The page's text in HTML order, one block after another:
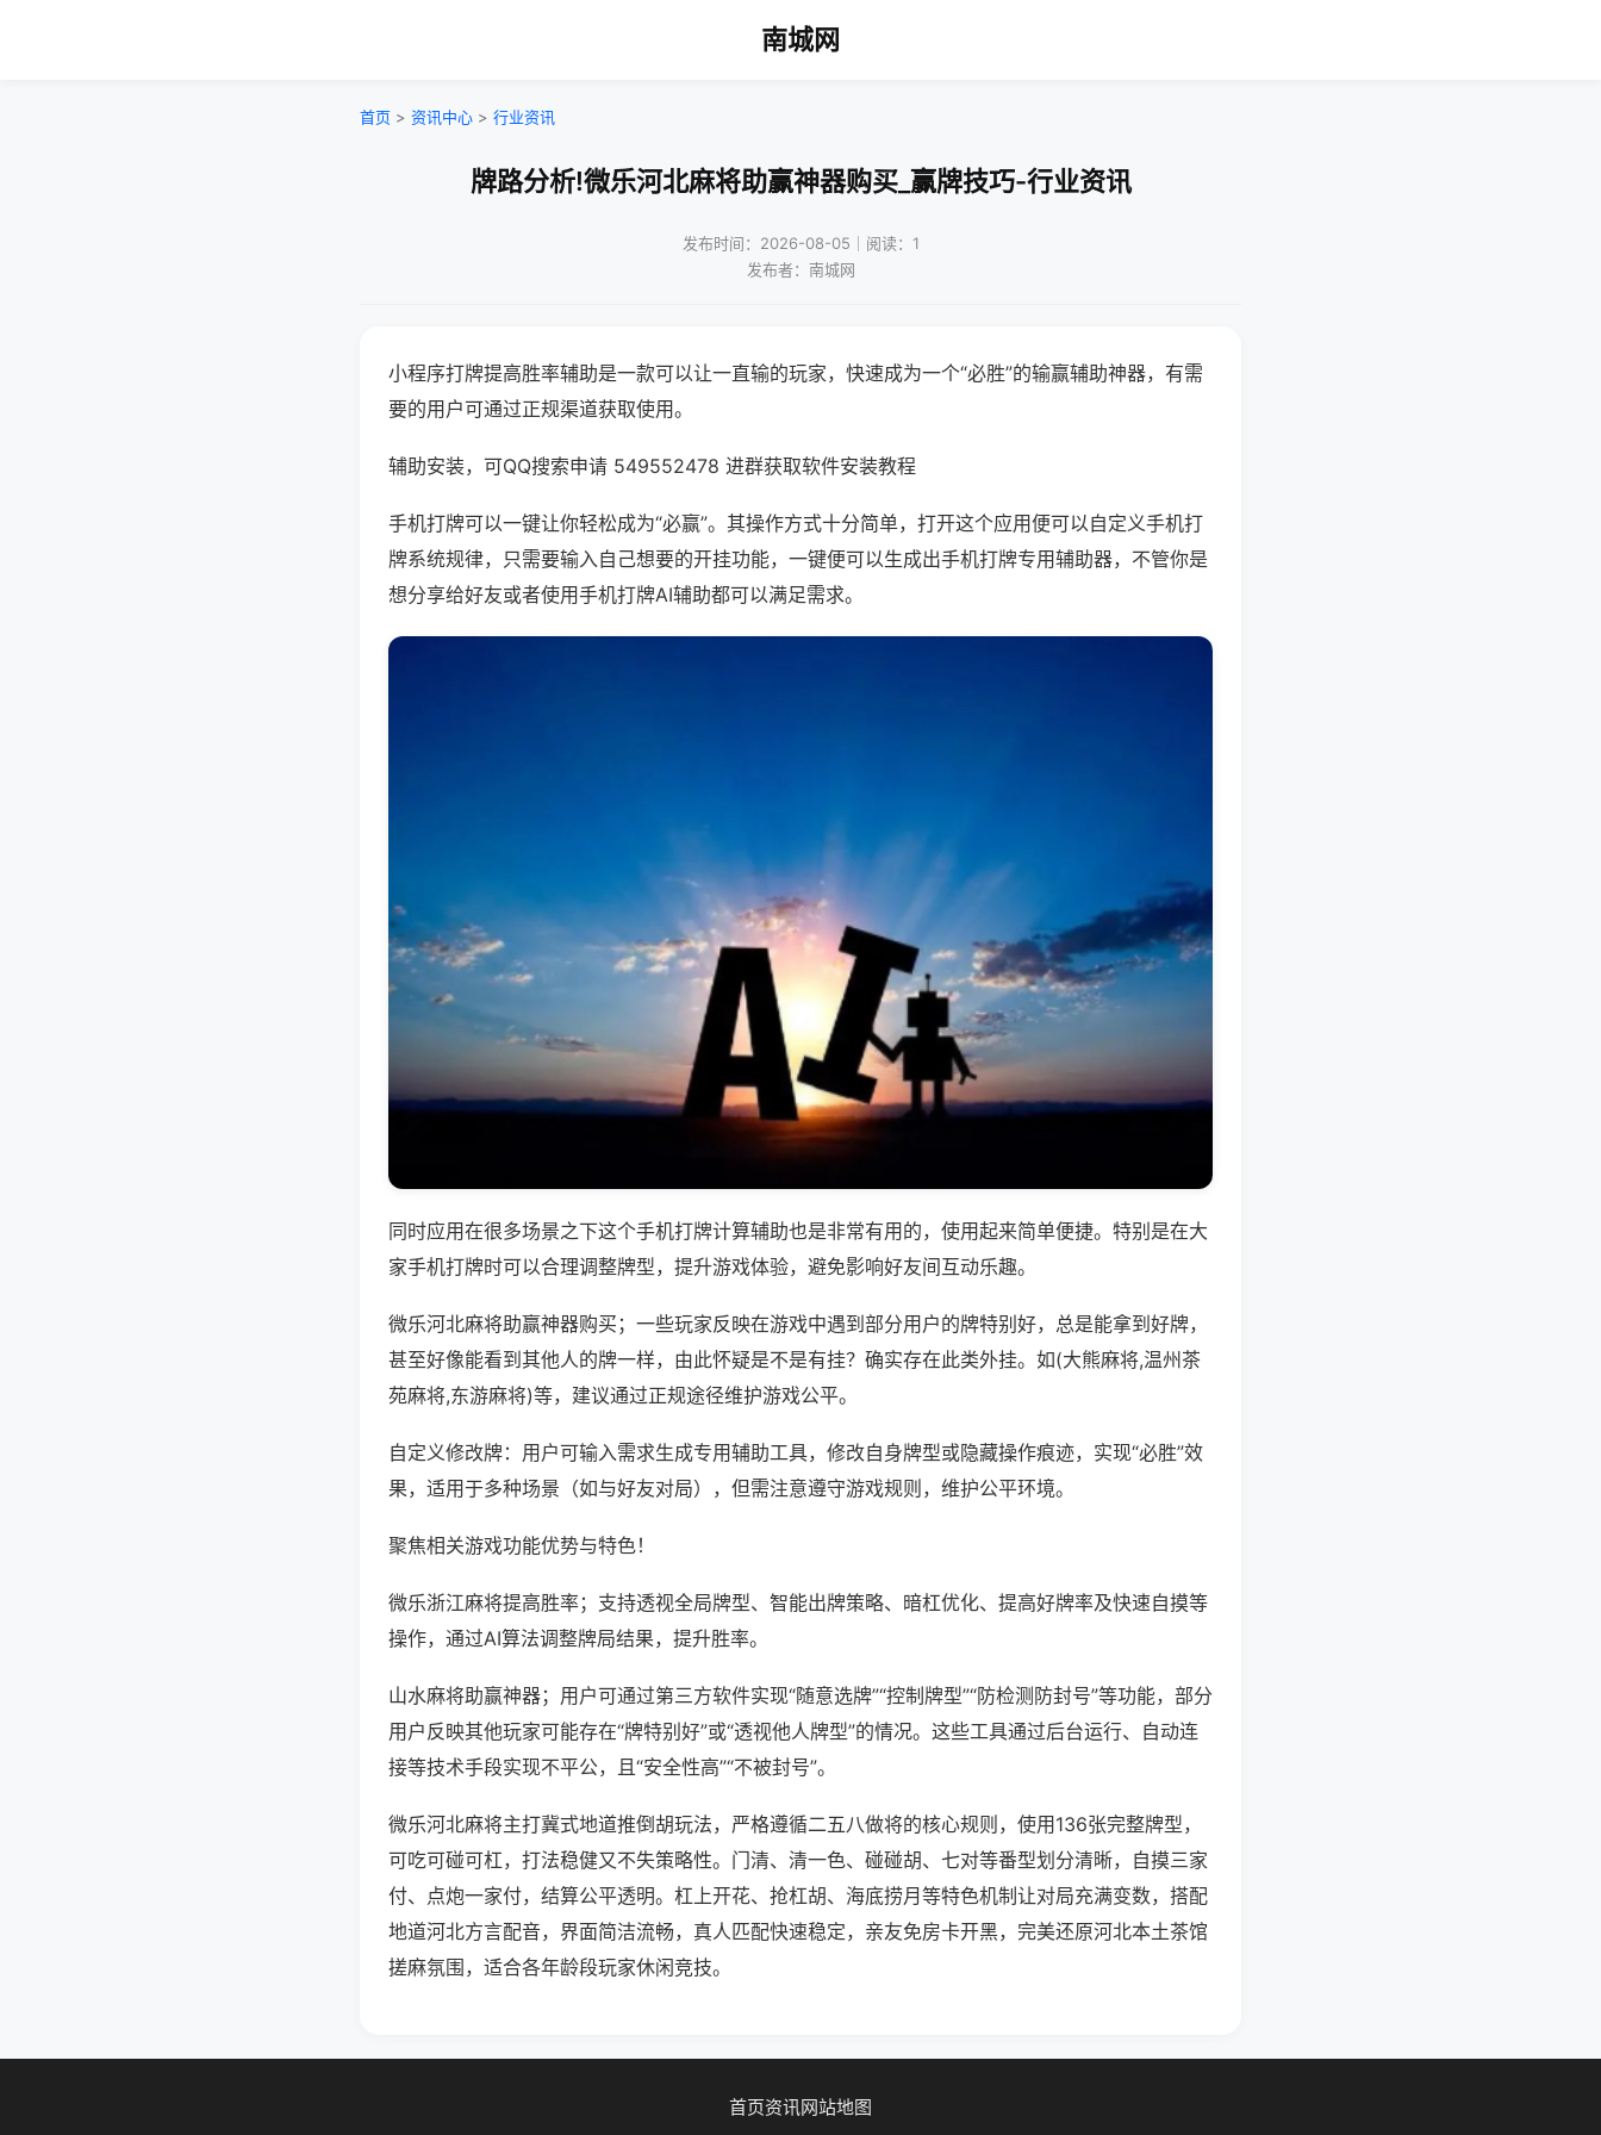
南城网
首页 > 资讯中心 > 行业资讯
牌路分析!微乐河北麻将助赢神器购买_赢牌技巧-行业资讯
发布时间：2026-08-05｜阅读：1
发布者：南城网
小程序打牌提高胜率辅助是一款可以让一直输的玩家，快速成为一个“必胜”的输赢辅助神器，有需
要的用户可通过正规渠道获取使用。
辅助安装，可QQ搜索申请 549552478 进群获取软件安装教程
手机打牌可以一键让你轻松成为“必赢”。其操作方式十分简单，打开这个应用便可以自定义手机打
牌系统规律，只需要输入自己想要的开挂功能，一键便可以生成出手机打牌专用辅助器，不管你是
想分享给好友或者使用手机打牌AI辅助都可以满足需求。
同时应用在很多场景之下这个手机打牌计算辅助也是非常有用的，使用起来简单便捷。特别是在大
家手机打牌时可以合理调整牌型，提升游戏体验，避免影响好友间互动乐趣。
微乐河北麻将助赢神器购买；一些玩家反映在游戏中遇到部分用户的牌特别好，总是能拿到好牌，
甚至好像能看到其他人的牌一样，由此怀疑是不是有挂？确实存在此类外挂。如(大熊麻将,温州茶
苑麻将,东游麻将)等，建议通过正规途径维护游戏公平。
自定义修改牌：用户可输入需求生成专用辅助工具，修改自身牌型或隐藏操作痕迹，实现“必胜”效
果，适用于多种场景（如与好友对局），但需注意遵守游戏规则，维护公平环境。
聚焦相关游戏功能优势与特色！
微乐浙江麻将提高胜率；支持透视全局牌型、智能出牌策略、暗杠优化、提高好牌率及快速自摸等
操作，通过AI算法调整牌局结果，提升胜率。
山水麻将助赢神器；用户可通过第三方软件实现“随意选牌”“控制牌型”“防检测防封号”等功能，部分
用户反映其他玩家可能存在“牌特别好”或“透视他人牌型”的情况。这些工具通过后台运行、自动连
接等技术手段实现不平公，且“安全性高”“不被封号”。
微乐河北麻将主打冀式地道推倒胡玩法，严格遵循二五八做将的核心规则，使用136张完整牌型，
可吃可碰可杠，打法稳健又不失策略性。门清、清一色、碰碰胡、七对等番型划分清晰，自摸三家
付、点炮一家付，结算公平透明。杠上开花、抢杠胡、海底捞月等特色机制让对局充满变数，搭配
地道河北方言配音，界面简洁流畅，真人匹配快速稳定，亲友免房卡开黑，完美还原河北本土茶馆
搓麻氛围，适合各年龄段玩家休闲竞技。
首页资讯网站地图